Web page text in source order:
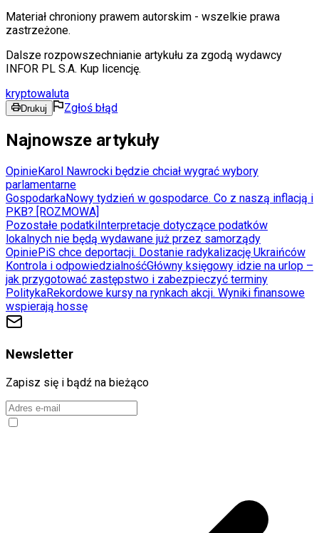
Materiał chroniony prawem autorskim - wszelkie prawa
zastrzeżone.
Dalsze rozpowszechnianie artykułu za zgodą wydawcy
INFOR PL S.A. Kup licencję.
kryptowaluta
Drukuj Zgłoś błąd
Najnowsze artykuły
OpinieKarol Nawrocki będzie chciał wygrać wybory
parlamentarne
GospodarkaNowy tydzień w gospodarce. Co z naszą inflacją i
PKB? [ROZMOWA]
Pozostałe podatki Interpretacje dotyczące podatków
lokalnych nie będą wydawane już przez samorządy
OpiniePiS chce deportacji. Dostanie radykalizację Ukraińców
Kontrola i odpowiedzialnośćGłówny księgowy idzie na urlop –
jak przygotować zastępstwo i zabezpieczyć terminy
PolitykaRekordowe kursy na rynkach akcji. Wyniki finansowe
wspierają hossę
Newsletter
Zapisz się i bądź na bieżąco